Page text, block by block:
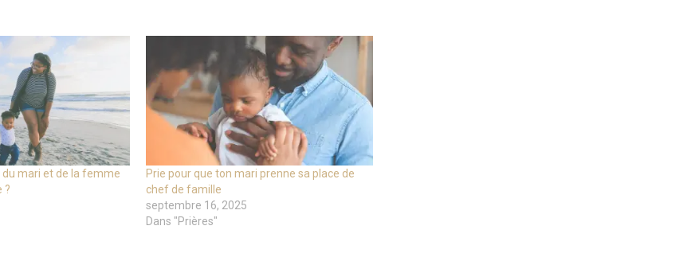
du mari et de la femme
?
Prie pour que ton mari prenne sa place de
chef de famille
septembre 16, 2025
Dans "Prières"